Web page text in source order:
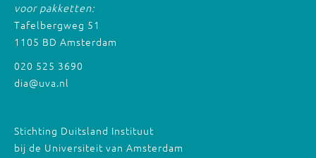
voor pakketten:
Tafelbergweg 51
1105 BD Amsterdam
020 525 3690
dia@uva.nl
Stichting Duitsland Instituut
bij de Universiteit van Amsterdam